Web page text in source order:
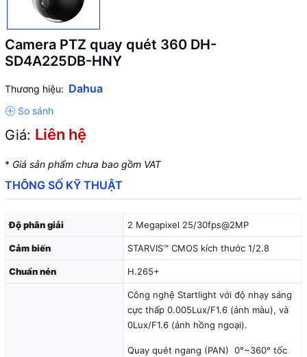
Camera PTZ quay quét 360 DH-
SD4A225DB-HNY
Thương hiệu: Dahua
Giá: Liên hệ
* Giá sản phẩm chưa bao gồm VAT
THÔNG SỐ KỸ THUẬT
Độ phân giải 2 Megapixel 25/30fps@2MP
Cảm biến STARVIS™ CMOS kích thước 1/2.8
Chuẩn nén H.265+
Công nghệ Startlight với độ nhạy sáng
cực thấp 0.005Lux/F1.6 (ảnh màu), và
0Lux/F1.6 (ảnh hồng ngoại).
Quay quét ngang (PAN) 0°~360° tốc